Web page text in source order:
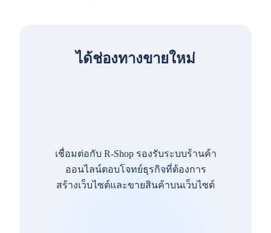
ได้ช่องทางขายใหม่
เชื่อมต่อกับ R-Shop รองรับระบบร้านค้า
ออนไลน์ตอบโจทย์ธุรกิจที่ต้องการ
สร้างเว็บไซต์และขายสินค้าบนเว็บไซต์